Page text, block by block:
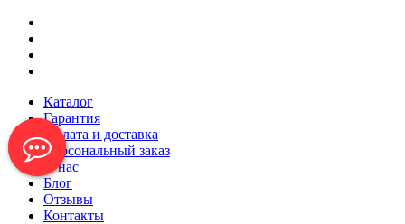
Каталог
Гарантия
Оплата и доставка
Персональный заказ
О нас
Блог
Отзывы
Контакты